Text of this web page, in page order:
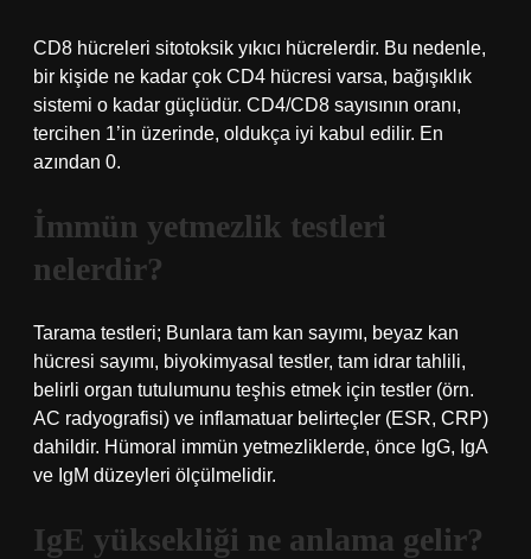
CD8 hücreleri sitotoksik yıkıcı hücrelerdir. Bu nedenle,
bir kişide ne kadar çok CD4 hücresi varsa, bağışıklık
sistemi o kadar güçlüdür. CD4/CD8 sayısının oranı,
tercihen 1’in üzerinde, oldukça iyi kabul edilir. En
azından 0.
İmmün yetmezlik testleri
nelerdir?
Tarama testleri; Bunlara tam kan sayımı, beyaz kan
hücresi sayımı, biyokimyasal testler, tam idrar tahlili,
belirli organ tutulumunu teşhis etmek için testler (örn.
AC radyografisi) ve inflamatuar belirteçler (ESR, CRP)
dahildir. Hümoral immün yetmezliklerde, önce IgG, IgA
ve IgM düzeyleri ölçülmelidir.
IgE yüksekliği ne anlama gelir?